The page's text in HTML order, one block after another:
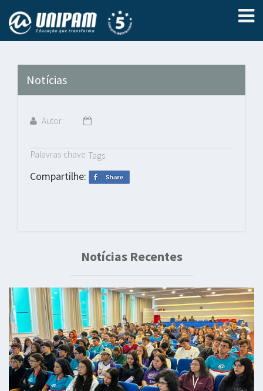
Notícias
Autor:
Palavras-chave: Tags:
Compartilhe:
Notícias Recentes